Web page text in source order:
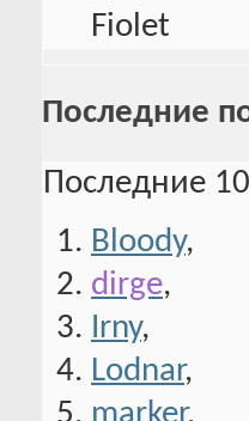
Последние
Последние
Bloody,
dirge,
Irny,
Lodnar,
marker,